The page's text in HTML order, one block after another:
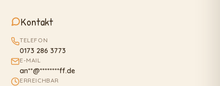
Kontakt
TELEFON
0173 286 3773
E-MAIL
an**@********ff.de
ERREICHBAR